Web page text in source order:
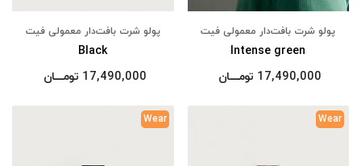
پولو شرت بافت‌دار معمولی فیت
Intense green
17,490,000 تومــــــان
پولو شرت بافت‌دار معمولی فیت
Black
17,490,000 تومــــــان
Wear
Wear